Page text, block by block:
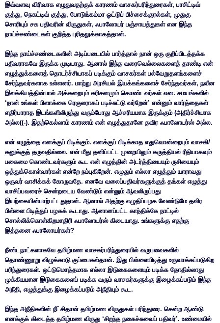
இவ்வளவு விரிவாக எழுதுவதற்குக் காரணம் வாசகர்பரிந்துரைகள், பாசிட்டிவ்
குத்து, நெகட்டிவ் குத்து, போடுங்கம்மா ஓட்டுப் பிச்சைக்குரல்கள், முதுகு
சொரியும் சக பதிவரின் விருதுகள், ஃபாலோயர் பஞ்சாயத்துகள் என இந்த
நாய்ச்சண்டைகள் குறித்த புரிதலுக்காகத்தான்.
இந்த நாய்ச்சண்டைகளின் அடிப்படையில் பார்த்தால் நான் ஒரு குறிப்பிடத்தக்க
பதிவராகவே இருக்க முடியாது. ஆனால் இந்த வரைவெல்லைகளைத் தாண்டி என்
எழுத்துக்களைத் தொடர்ச்சியாகப் படிக்கும் வாசகர்கள் பல்வேறுதளங்களைச்
சேர்ந்தவர்களாக உள்ளனர். மாற்று அரசியல் இயக்கங்களைச் சேர்ந்தவர்கள், நவீன
இலக்கியத்தின்பால் அக்கறையும் கரிசனமும் கொண்டவர்கள் என. சமயங்களில்
‘நான் உங்கள் பிளாக்கை ரெகுலராகப் படிச்சுட்டு வர்றேன்’ என்னும் வார்த்தைகள்
எதிர்பாராத இடங்களிலிருந்து வரும்போது ஆச்சரியமாக இருக்கும் (அதிர்ச்சியாக
அல்ல((-). இதற்கெல்லாம் காரணம் என் எழுத்துதானே தவிர ஃபாலோயர்ஸ் அல்ல.
என் எழுத்தை எனக்குப் பிடிக்கும். எனக்குப் பிடிக்காத எதுவொன்றையும் வாசகி/
கனுக்குத் தருவதில்லை. என் மீது தனிப்பட்ட முறையிலும் கருத்தியல் ரீதியாகவும்
பகைமை கொண்டவர்களும் கூட என் எழுத்தின் அடர்த்தியையும் ருசியையும்
ஒத்துக்கொள்வார்கள் என்றே நம்புகிறேன். எழுதும் எல்லா எழுத்தும் யாராவது
ஒருவர் வாசிக்கக் கோருவதே. எனவே வலைப்பதிவர்களுக்குத் தங்கள் எழுத்து
வாசிப்பவரைச் சென்றடைய வேண்டும் என்னும் ஆவலிருப்பது
இயற்கையின்பாற்பட்டதுதான். ஆனால் அதற்கு எழுதிப்பழக வேண்டுமே தவிர
பிள்ளை பிடித்துப் பழகக் கூடாது. ஆனானப்பட்ட காந்திக்கே நாட்டில்
சொல்லிக்கொள்கிறமாதிரி ஃபாலோயர்ஸ் கிடையாது. உங்களுக்கு எதற்கு
இத்தனை ஃபாலோயர்கள்?
நீண்டநாட்களாகவே தமிழ்மண வாசகர்பரிந்துரையில் வருபவைகளில்
தொண்ணூறு விழுக்காடு குப்பைகள்தான். இது பிள்ளைபிடித்து உருவாக்கப்படுகிற
பரிந்துரைகள். ஒட்டுமொத்தமாக எல்லா இடுகைகளையும் படிக்க தோதில்லாது
முக்கியமான இடுகைகளைப் படிக்க வரும் வாசகர்களுக்கு இழைக்கப்படும் இந்த
அநீதி, எழுத்துக்கு இழைக்கப்படும் அநீதியும் கூட.
இந்த அநீதிகளின் நீட்சிதான் தமிழ்மண விருதுகள் பரிந்துரை. சென்ற ஆண்டு
எனக்குக் கிடைத்த தமிழ்மண விருது ‘சிறந்த நகைச்சுவைப் பதிவர்’. உண்மையில்